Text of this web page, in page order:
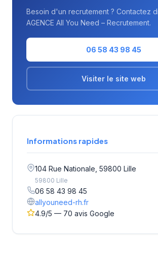
Besoin d'un recrutement ? Contactez
AGENCE All You Need – Recrutement.
06 58 43 98 45
Visiter le site web
Informations rapides
104 Rue Nationale, 59800 Lille
59800 Lille
06 58 43 98 45
allyouneed-rh.fr
4.9/5 — 70 avis Google